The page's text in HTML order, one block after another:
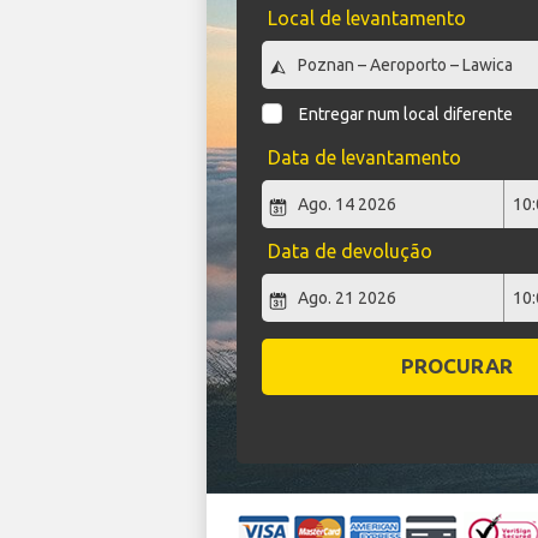
Local de levantamento
Entregar num local diferente
Data de levantamento
Data de devolução
PROCURAR